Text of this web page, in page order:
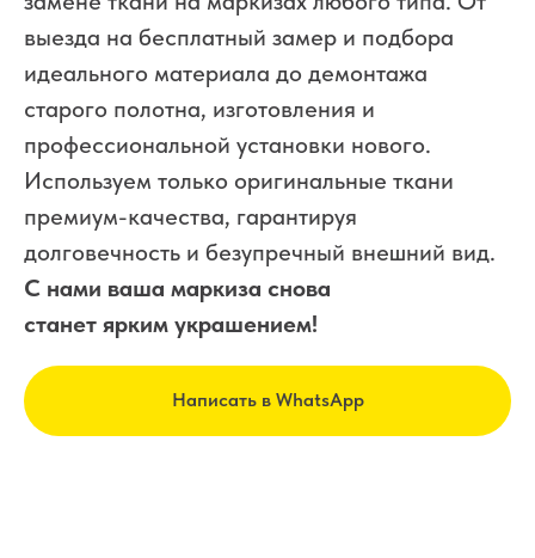
выезда на бесплатный замер и подбора
идеального материала до демонтажа
старого полотна, изготовления и
профессиональной установки нового.
Используем только оригинальные ткани
премиум-качества, гарантируя
долговечность и безупречный внешний вид.
С нами ваша маркиза снова
станет ярким украшением!
Написать в WhatsApp